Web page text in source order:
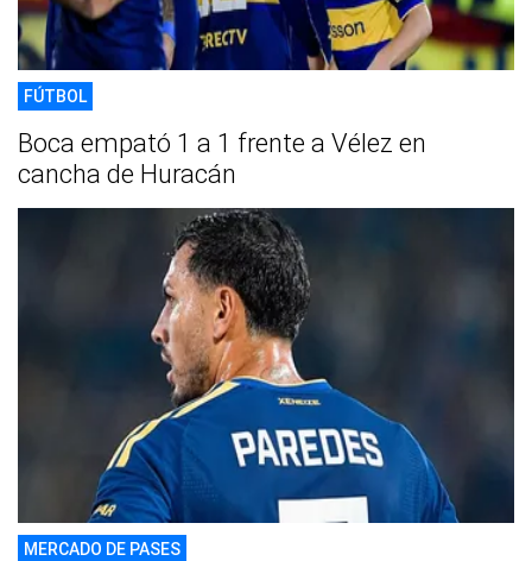
FÚTBOL
Boca empató 1 a 1 frente a Vélez en
cancha de Huracán
MERCADO DE PASES